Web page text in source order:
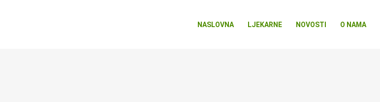
NASLOVNA LJEKARNE NOVOSTI O NAMA